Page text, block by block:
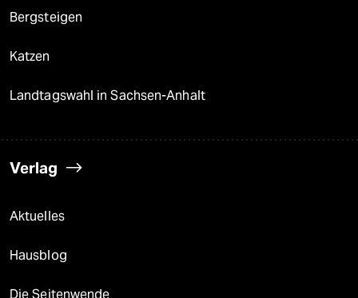
Bergsteigen
Katzen
Landtagswahl in Sachsen-Anhalt
Verlag
Aktuelles
Hausblog
Die Seitenwende